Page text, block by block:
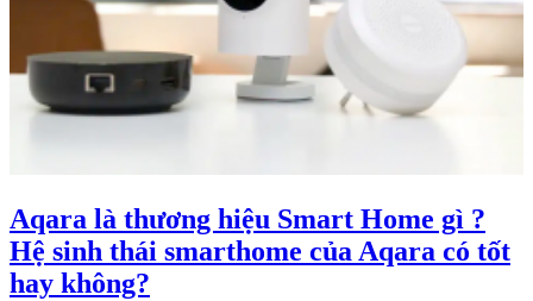
Aqara là thương hiệu Smart Home gì ?
Hệ sinh thái smarthome của Aqara có tốt
hay không?